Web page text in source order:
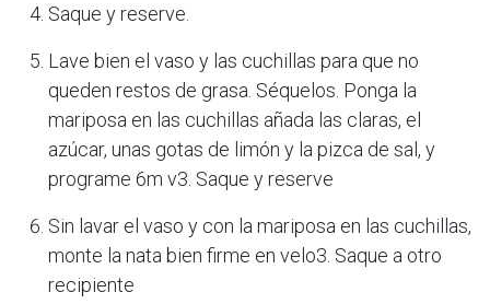
Saque y reserve.
Lave bien el vaso y las cuchillas para que no
queden restos de grasa. Séquelos. Ponga la
mariposa en las cuchillas añada las claras, el
azúcar, unas gotas de limón y la pizca de sal, y
programe 6m v3. Saque y reserve
Sin lavar el vaso y con la mariposa en las cuchillas,
monte la nata bien firme en velo3. Saque a otro
recipiente